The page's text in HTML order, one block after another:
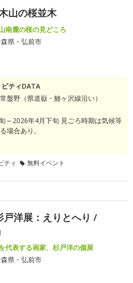
山の桜並木
南麓の桜の見どころ
県・弘前市
ティDATA
盤野（県道嶽・鯵ヶ沢線沿い）
～2026年4月下旬 見ごろ時期は気候等
場合あり。
ティ 無料イベント
戸洋展：えりとへり /
代表する画家、杉戸洋の個展
県・弘前市